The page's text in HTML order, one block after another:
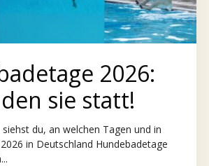
2026:
sie statt!
du, an welchen Tagen und in
in Deutschland Hundebadetage